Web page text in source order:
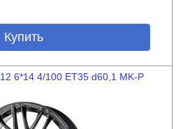
6*14 4/100 ET35 d60,1 MK-P